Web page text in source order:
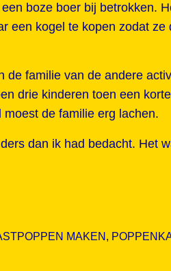
boze boer bij betrokken.
een kogel te kopen zodat ze
familie van de andere
drie kinderen toen een
de familie erg lachen.
dan ik had bedacht. Het
MAKEN,